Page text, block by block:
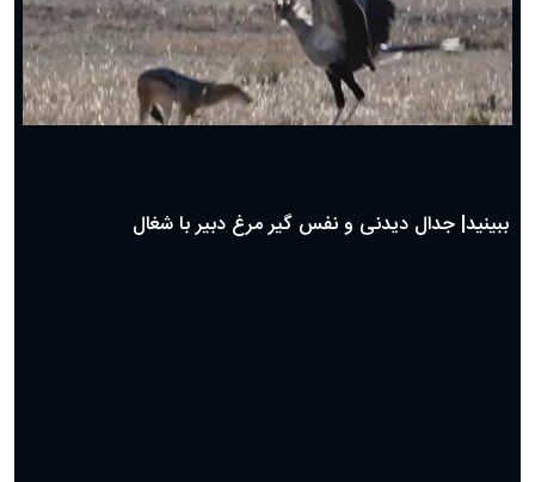
دعای روز چهارم ماه مبارک رمضان؛ ۳ اسفند ۱۴۰۴
دعای روز سوم ماه مبارک رمضان؛ ۱۴ اسفند ۱۴۰۴
دعای روز دوم ماه مبارک رمضان ۱ اسفند ماه ۱۴۰۴
دعای روز اول ماه مبارک رمضان، ۳۰ بهمن ۱۴۰۴
ببینید| جدال دیدنی و نفس گیر مرغ دبیر با شغال